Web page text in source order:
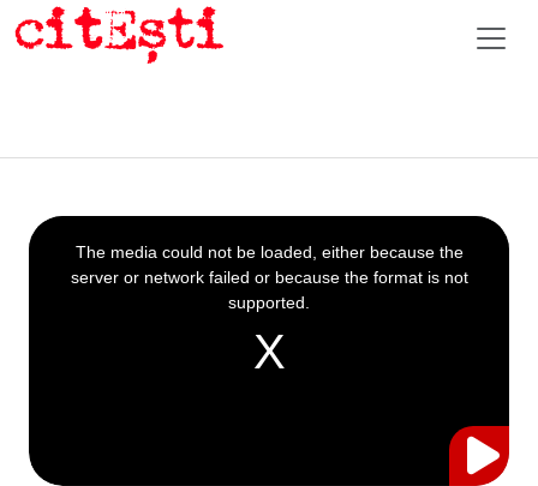
This
is
a
The media could not be loaded, either because the
server or network failed or because the format is not
supported.